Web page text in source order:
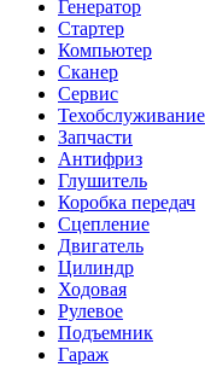
Генератор
Стартер
Компьютер
Сканер
Сервис
Техобслуживание
Запчасти
Антифриз
Глушитель
Коробка передач
Сцепление
Двигатель
Цилиндр
Ходовая
Рулевое
Подъемник
Гараж